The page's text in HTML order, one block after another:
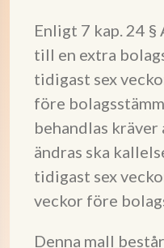
Enligt 7 kap. 24 §
till en extra
tidigast sex
före
behandlas
ändras ska
tidigast sex
veckor före
Denna mall